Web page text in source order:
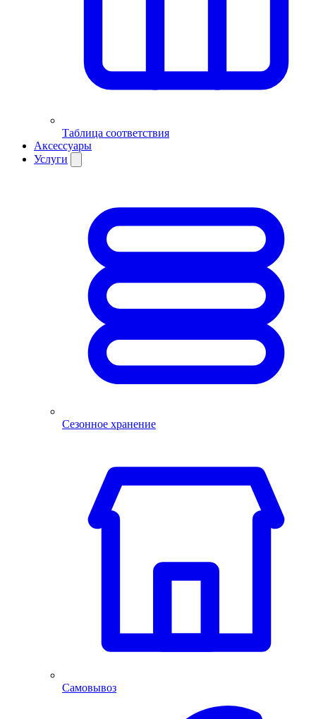
Таблица соответствия
Аксессуары
Услуги
Сезонное хранение
Самовывоз